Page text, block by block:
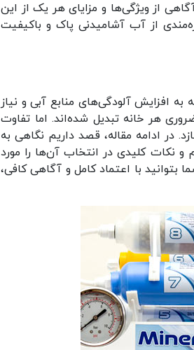
از ویژگی‌ها و مزایای هر یک از این
از آب آشامیدنی پاک و باکیفیت
افزایش آلودگی‌های منابع آبی و نیاز
هر خانه تبدیل شده‌اند. اما تفاوت
در ادامه مقاله، قصد داریم نگاهی به
6 تا 12 میلیون تومان بیاندازیم و نکات کلیدی در انتخاب آن‌ها را مورد
با اعتماد کامل و آگاهی کافی،